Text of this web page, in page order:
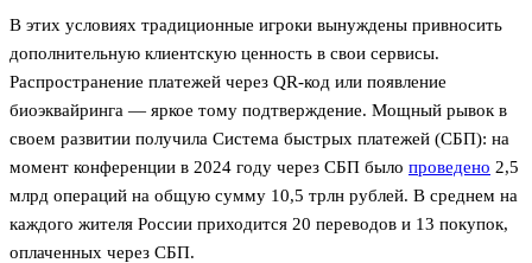
В этих условиях традиционные игроки вынуждены привносить
дополнительную клиентскую ценность в свои сервисы.
Распространение платежей через QR-код или появление
биоэквайринга — яркое тому подтверждение. Мощный рывок в
своем развитии получила Система быстрых платежей (СБП): на
момент конференции в 2024 году через СБП было проведено 2,5
млрд операций на общую сумму 10,5 трлн рублей. В среднем на
каждого жителя России приходится 20 переводов и 13 покупок,
оплаченных через СБП.